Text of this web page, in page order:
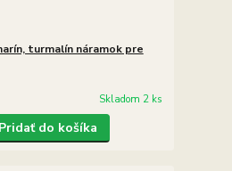
turmalín náramok pre
Skladom 2 ks
Pridať do košíka